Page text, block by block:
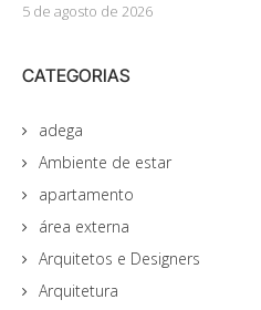
5 de agosto de 2026
CATEGORIAS
adega
Ambiente de estar
apartamento
área externa
Arquitetos e Designers
Arquitetura